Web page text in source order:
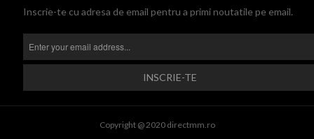
Inscrie-te cu adresa de email pentru a primi noutatile pe email.
Copyright @ 2020 directmm.ro